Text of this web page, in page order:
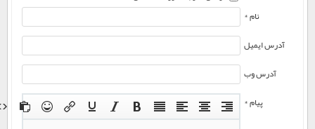
نام *
آدرس ایمیل
آدرس وب
پیام *